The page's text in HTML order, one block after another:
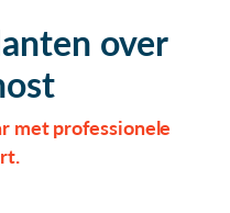
over
met professionele